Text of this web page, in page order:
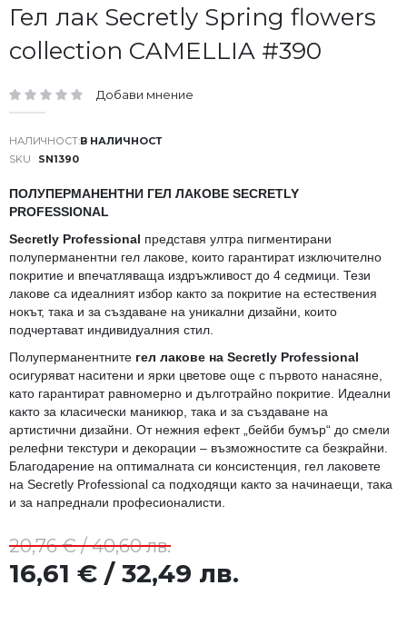
Гел лак Secretly Spring flowers
collection CAMELLIA #390
рейтинг: Добави мнение
В НАЛИЧНОСТ
SKU
SN1390
ПОЛУПЕРМАНЕНТНИ ГЕЛ ЛАКОВЕ SECRETLY
PROFESSIONAL
Secretly Professional представя ултра пигментирани
полуперманентни гел лакове, които гарантират изключително
покритие и впечатляваща издръжливост до 4 седмици. Тези
лакове са идеалният избор както за покритие на естествения
нокът, така и за създаване на уникални дизайни, които
подчертават индивидуалния стил.
Полуперманентните гел лакове на Secretly Professional
осигуряват наситени и ярки цветове още с първото нанасяне,
като гарантират равномерно и дълготрайно покритие. Идеални
както за класически маникюр, така и за създаване на
артистични дизайни. От нежния ефект „бейби бумър“ до смели
релефни текстури и декорации – възможностите са безкрайни.
Благодарение на оптималната си консистенция, гел лаковете
на Secretly Professional са подходящи както за начинаещи, така
и за напреднали професионалисти.
16,61 € / 32,49 лв.
20,76 € / 40,60 лв.
Преминете
към
началото
на
със
снимки